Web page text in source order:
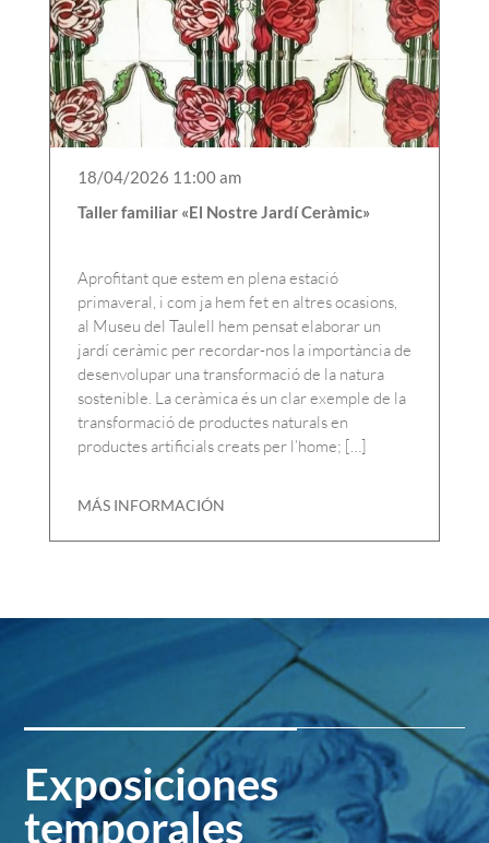
18/04/2026 11:00 am
Taller familiar «El Nostre Jardí Ceràmic»
Aprofitant que estem en plena estació
primaveral, i com ja hem fet en altres ocasions,
al Museu del Taulell hem pensat elaborar un
jardí ceràmic per recordar-nos la importància de
desenvolupar una transformació de la natura
sostenible. La ceràmica és un clar exemple de la
transformació de productes naturals en
productes artificials creats per l’home; […]
MÁS INFORMACIÓN
Exposiciones
temporales